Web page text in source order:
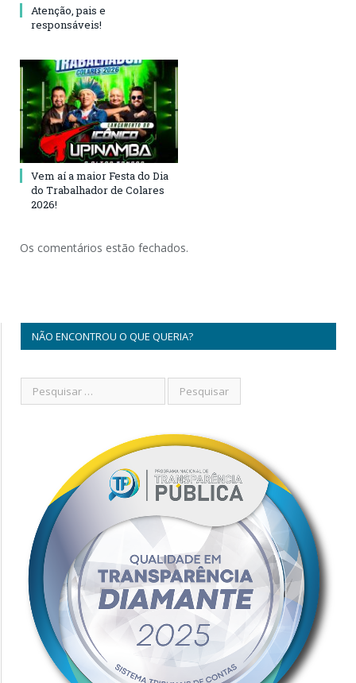
Atenção, pais e
responsáveis!
Vem aí a maior Festa do Dia
do Trabalhador de Colares
2026!
Os comentários estão fechados.
NÃO ENCONTROU O QUE QUERIA?